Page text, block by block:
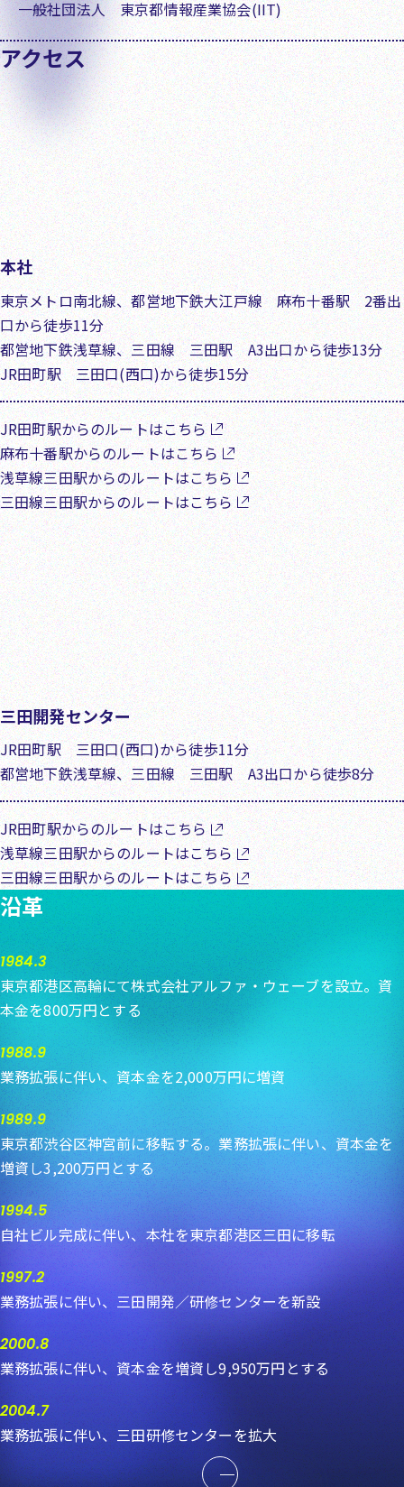
一般社団法人 東京都情報産業協会(IIT)
アクセス
本社
東京メトロ南北線、都営地下鉄大江戸線 麻布十番駅 2番出
口から徒歩11分
都営地下鉄浅草線、三田線 三田駅 A3出口から徒歩13分
JR田町駅 三田口(西口)から徒歩15分
JR田町駅からのルートはこちら
麻布十番駅からのルートはこちら
浅草線三田駅からのルートはこちら
三田線三田駅からのルートはこちら
三田開発センター
JR田町駅 三田口(西口)から徒歩11分
都営地下鉄浅草線、三田線 三田駅 A3出口から徒歩8分
JR田町駅からのルートはこちら
浅草線三田駅からのルートはこちら
三田線三田駅からのルートはこちら
沿革
1984.3
東京都港区高輪にて株式会社アルファ・ウェーブを設立。資
本金を800万円とする
1988.9
業務拡張に伴い、資本金を2,000万円に増資
1989.9
東京都渋谷区神宮前に移転する。業務拡張に伴い、資本金を
増資し3,200万円とする
1994.5
自社ビル完成に伴い、本社を東京都港区三田に移転
1997.2
業務拡張に伴い、三田開発／研修センターを新設
2000.8
業務拡張に伴い、資本金を増資し9,950万円とする
2004.7
業務拡張に伴い、三田研修センターを拡大
開く